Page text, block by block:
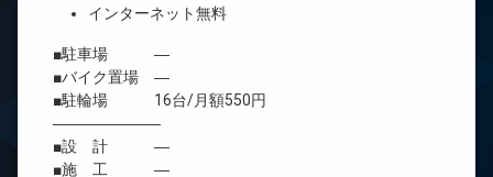
インターネット無料
■駐車場 ―
■バイク置場 ―
■駐輪場 16台/月額550円
―――――――
■設 計 ―
■施 工 ―